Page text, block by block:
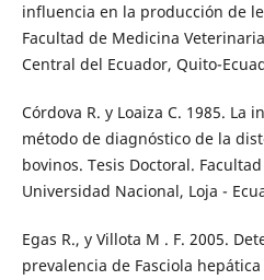
influencia en la producción de
Facultad de Medicina
Central del Ecuador, Quito-
Córdova R. y Loaiza C. 1985. La
método de diagnóstico de la
bovinos. Tesis Doctoral.
Universidad Nacional, Loja -
Egas R., y Villota M . F. 2005.
prevalencia de Fasciola